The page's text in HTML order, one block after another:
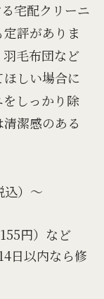
宅配クリーニ
評がありま
毛布団など
しい場合に
しっかり除
潔感のある
込）～
円）など
日以内なら修